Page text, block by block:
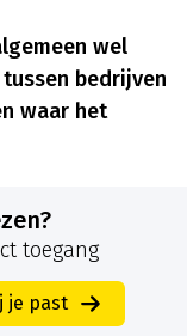
wel
bedrijven
waar het
toegang
je past